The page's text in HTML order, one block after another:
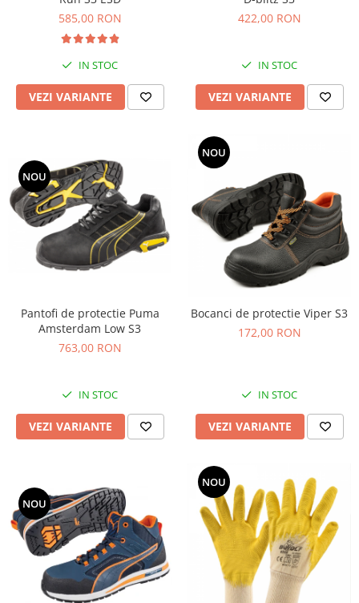
585,00 RON
IN STOC
VEZI VARIANTE
422,00 RON
IN STOC
VEZI VARIANTE
NOU
Pantofi de protectie Puma
Amsterdam Low S3
763,00 RON
IN STOC
VEZI VARIANTE
NOU
Bocanci de protectie Viper S3
172,00 RON
IN STOC
VEZI VARIANTE
NOU
NOU